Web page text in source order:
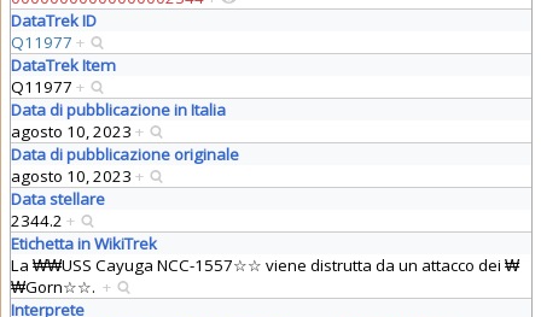
DataTrek ID
Q11977 +
DataTrek Item
Q11977 +
Data di pubblicazione in Italia
agosto 10, 2023 +
Data di pubblicazione originale
agosto 10, 2023 +
Data stellare
2344.2 +
Etichetta in WikiTrek
La ₩₩USS Cayuga NCC-1557☆☆ viene distrutta da un attacco dei ₩
₩Gorn☆☆. +
Interprete